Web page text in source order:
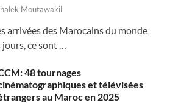
Moutawakil
arrivées des Marocains du monde
jours, ce sont …
48 tournages
et télévisées
au Maroc en 2025